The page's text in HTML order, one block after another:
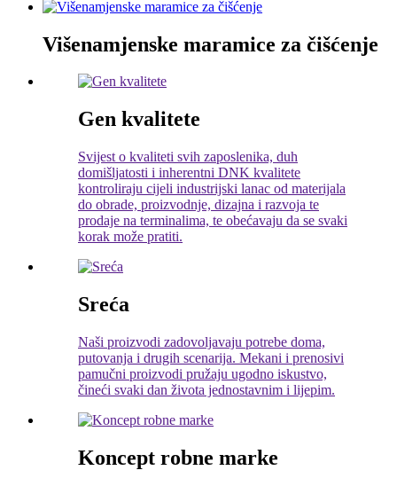
Višenamjenske maramice za čišćenje
Gen kvalitete
Svijest o kvaliteti svih zaposlenika, duh
domišljatosti i inherentni DNK kvalitete
kontroliraju cijeli industrijski lanac od materijala
do obrade, proizvodnje, dizajna i razvoja te
prodaje na terminalima, te obećavaju da se svaki
korak može pratiti.
Sreća
Naši proizvodi zadovoljavaju potrebe doma,
putovanja i drugih scenarija. Mekani i prenosivi
pamučni proizvodi pružaju ugodno iskustvo,
čineći svaki dan života jednostavnim i lijepim.
Koncept robne marke